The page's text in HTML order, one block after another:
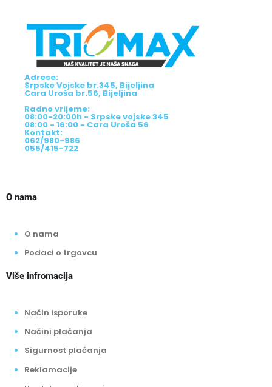
Adrese:
Srpske Vojske br.345, Bijeljina
Cara Uroša br.56, Bijeljina
Radno vrijeme:
08:00-20:00h - Srpske vojske 345
08:00 - 16:00 - Cara Uroša 56
Kontakt:
062/980-986
055/415-722
O nama
O nama
Podaci o trgovcu
Više infromacija
Način isporuke
Načini plaćanja
Sigurnost plaćanja
Reklamacije